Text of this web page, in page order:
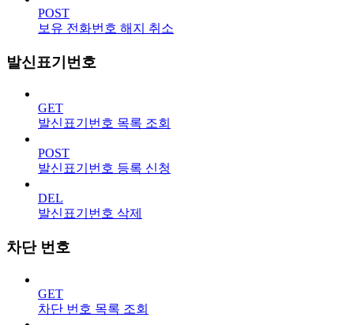
POST
보유 전화번호 해지 취소
발신표기번호
GET
발신표기번호 목록 조회
POST
발신표기번호 등록 신청
DEL
발신표기번호 삭제
차단 번호
GET
차단 번호 목록 조회